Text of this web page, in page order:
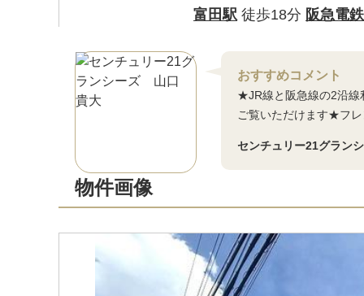
富田駅 徒歩18分 阪急電
おすすめコメント
★JR線と阪急線の2沿線
ご覧いただけます★フ
センチュリー21グラ
物件画像